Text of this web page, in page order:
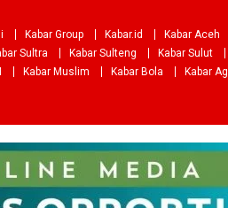
Kabar Group Kabar.id Kabar Aceh
Sultra Kabar Sulteng Kabar Sulut
Kabar Muslim Kabar Bola Kabar